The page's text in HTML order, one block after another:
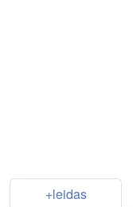
+leidas